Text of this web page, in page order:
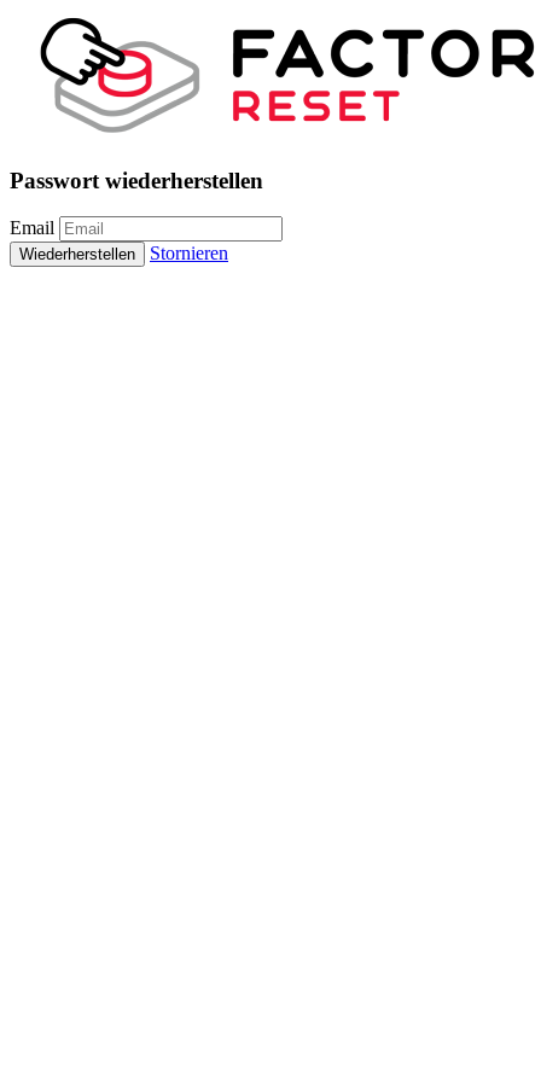
Passwort wiederherstellen
Email
Wiederherstellen Stornieren